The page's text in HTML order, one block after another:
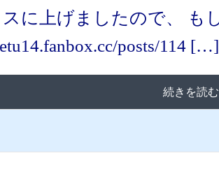
に上げましたので、 も
posts/114 […]
続きを読